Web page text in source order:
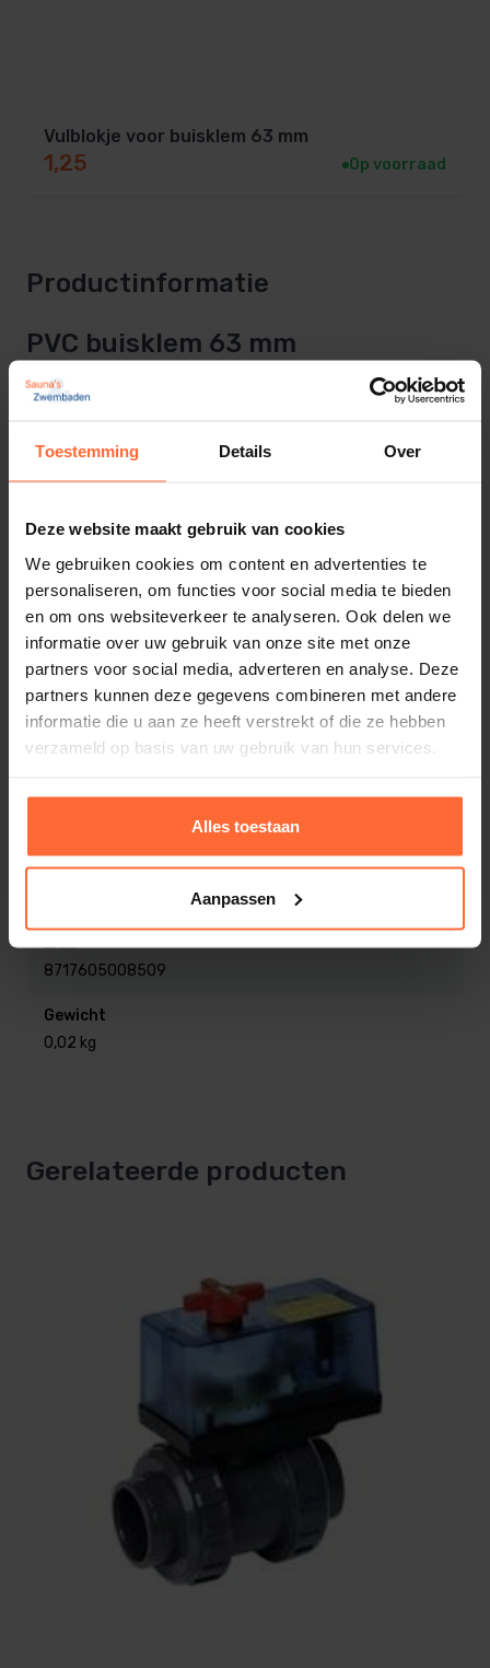
Toestemming Details Over
Deze website maakt gebruik van cookies
We gebruiken cookies om content en advertenties te
personaliseren, om functies voor social media te bieden
en om ons websiteverkeer te analyseren. Ook delen we
informatie over uw gebruik van onze site met onze
partners voor social media, adverteren en analyse. Deze
partners kunnen deze gegevens combineren met andere
informatie die u aan ze heeft verstrekt of die ze hebben
verzameld op basis van uw gebruik van hun services.
Alles toestaan
Aanpassen
Vulblokje voor buisklem 63 mm
1,25 Op voorraad
Productinformatie
PVC buisklem 63 mm
PVC buisklem van zwart PE kunststof.
buis klemmen aan elkaar te bevestigen.
Wij adviseren ca elke 50 a 60 cm 1 buisklem te
plaatsen.
Optioneel zijn er opvulblokjes beschikbaar om deze
buisklemmen verder van de wand te plaatsten.
Lees meer
Technische specificaties
Product
Maat in mm
SKU
EAN
8717605008509
Gewicht
0,02 kg
Gerelateerde producten